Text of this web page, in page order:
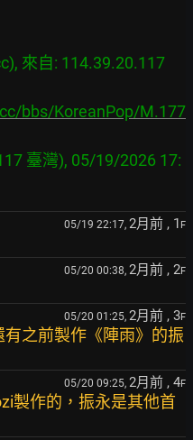
來自: 114.39.20.117
bbs/KoreanPop/M.177
臺灣), 05/19/2026 17:
05/19 22:17, 2月前 , 1 F
05/20 00:38, 2月前 , 2F
05/20 01:25, 2月前 , 3F
之前製作《陣雨》的振
05/20 09:25, 2月前 , 4F
製作的，振永是其他首